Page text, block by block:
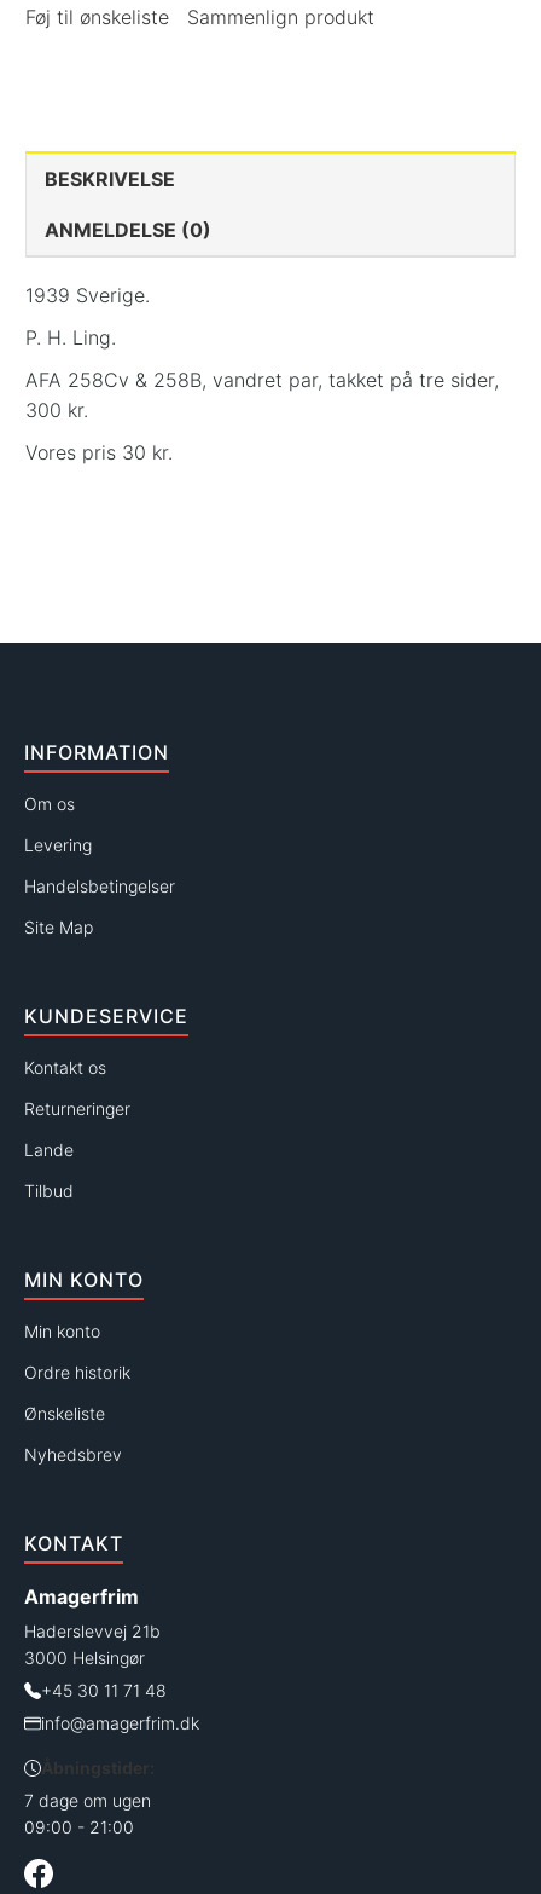
Føj til ønskeliste Sammenlign produkt
BESKRIVELSE
ANMELDELSE (0)
1939 Sverige.
P. H. Ling.
AFA 258Cv & 258B, vandret par, takket på tre sider,
300 kr.
Vores pris 30 kr.
INFORMATION
Om os
Levering
Handelsbetingelser
Site Map
KUNDESERVICE
Kontakt os
Returneringer
Lande
Tilbud
MIN KONTO
Min konto
Ordre historik
Ønskeliste
Nyhedsbrev
KONTAKT
Amagerfrim
Haderslevvej 21b
3000 Helsingør
+45 30 11 71 48
info@amagerfrim.dk
Åbningstider:
7 dage om ugen
09:00 - 21:00